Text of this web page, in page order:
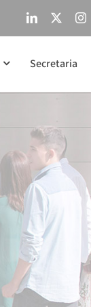
LinkedIn
Secretaria